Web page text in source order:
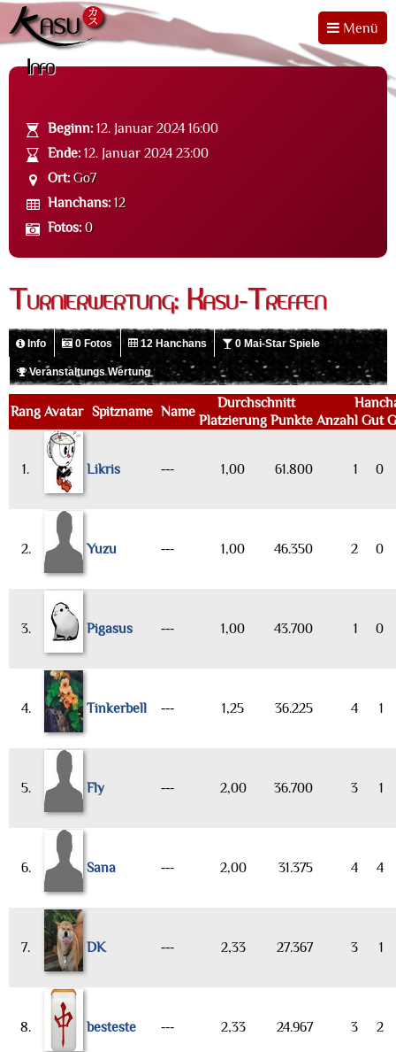
Menü
Info
Beginn: 12. Januar 2024 16:00
Ende: 12. Januar 2024 23:00
Ort: Go7
Hanchans: 12
Fotos: 0
Turnierwertung: Kasu-Treffen
Info 0 Fotos 12 Hanchans 0 Mai-Star Spiele
Veranstaltungs Wertung
Rang Avatar Spitzname Name
Durchschnitt
Platzierung Punkte Anzahl Gut
1. Likris --- 1,00 61.800 1 0
2. Yuzu --- 1,00 46.350 2 0
3. Pigasus --- 1,00 43.700 1 0
4. Tinkerbell --- 1,25 36.225 4 1
5. Fly --- 2,00 36.700 3 1
6. Sana --- 2,00 31.375 4 4
7. DK --- 2,33 27.367 3 1
8. besteste --- 2,33 24.967 3 2